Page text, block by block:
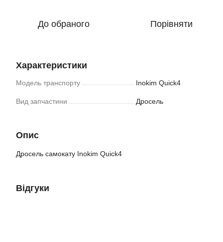
До обраного Порівняти
Характеристики
Модель транспорту Inokim Quick4
Вид запчастини Дросель
Опис
Дросель самокату Inokim Quick4
Відгуки